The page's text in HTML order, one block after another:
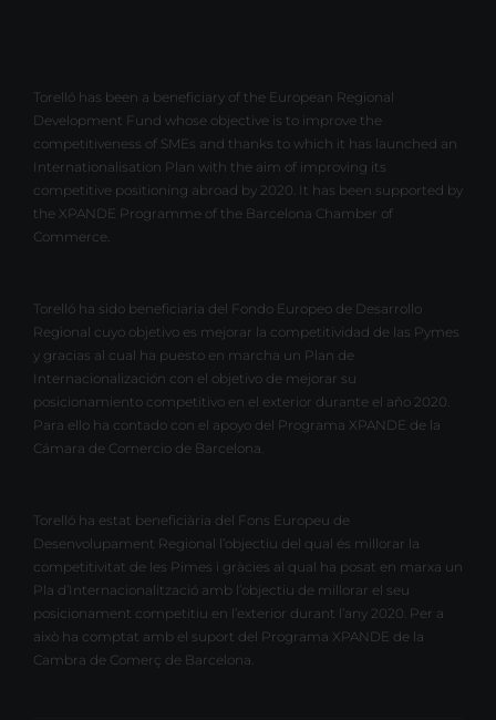
Torelló has been a beneficiary of the European Regional
Development Fund whose objective is to improve the
competitiveness of SMEs and thanks to which it has launched an
Internationalisation Plan with the aim of improving its
competitive positioning abroad by 2020. It has been supported by
the XPANDE Programme of the Barcelona Chamber of
Commerce.
Torelló ha sido beneficiaria del Fondo Europeo de Desarrollo
Regional cuyo objetivo es mejorar la competitividad de las Pymes
y gracias al cual ha puesto en marcha un Plan de
Internacionalización con el objetivo de mejorar su
posicionamiento competitivo en el exterior durante el año 2020.
Para ello ha contado con el apoyo del Programa XPANDE de la
Cámara de Comercio de Barcelona.
Torelló ha estat beneficiària del Fons Europeu de
Desenvolupament Regional l’objectiu del qual és millorar la
competitivitat de les Pimes i gràcies al qual ha posat en marxa un
Pla d’Internacionalització amb l’objectiu de millorar el seu
posicionament competitiu en l’exterior durant l’any 2020. Per a
això ha comptat amb el suport del Programa XPANDE de la
Cambra de Comerç de Barcelona.